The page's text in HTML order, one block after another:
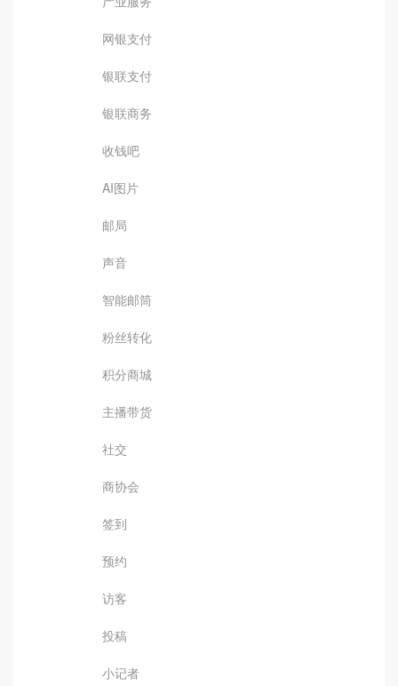
网银支付
银联支付
银联商务
收钱吧
AI图片
邮局
声音
智能邮筒
粉丝转化
积分商城
主播带货
社交
商协会
签到
预约
访客
投稿
小记者